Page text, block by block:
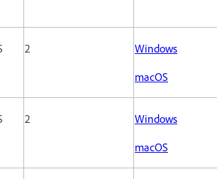
2
Windows
macOS
2
Windows
macOS